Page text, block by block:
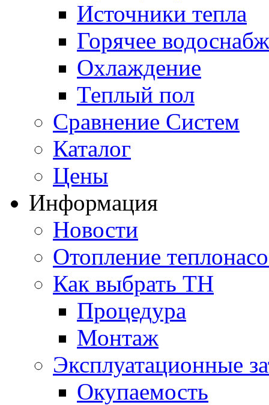
Источники тепла
Горячее
Охлаждение
Теплый пол
Сравнение Систем
Каталог
Цены
Информация
Новости
Отопление
Как выбрать ТН
Процедура
Монтаж
Эксплуатационные
Окупаемость